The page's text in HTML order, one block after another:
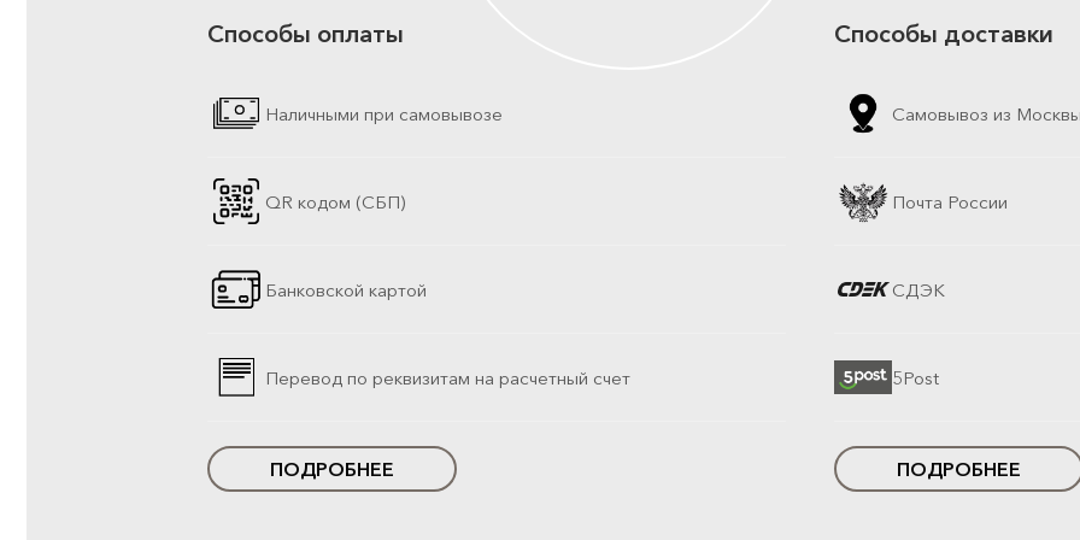
Способы оплаты
Наличными при самовывозе
QR кодом (СБП)
Банковской картой
Перевод по реквизитам на расчетный счет
ПОДРОБНЕЕ
Способы доставки
Самовывоз из
Почта России
СДЭК
5Post
ПОДРОБНЕЕ